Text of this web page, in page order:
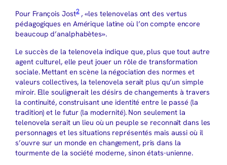
Pour François Jost2, «les telenovelas ont des vertus
pédagogiques en Amérique latine où l’on compte encore
beaucoup d’analphabètes».
Le succès de la telenovela indique que, plus que tout autre
agent culturel, elle peut jouer un rôle de transformation
sociale. Mettant en scène la négociation des normes et
valeurs collectives, la telenovela serait plus qu’un simple
miroir. Elle soulignerait les désirs de changements à travers
la continuité, construisant une identité entre le passé (la
tradition) et le futur (la modernité). Non seulement la
telenovela serait un lieu où un peuple se reconnaît dans les
personnages et les situations représentés mais aussi où il
s’ouvre sur un monde en changement, pris dans la
tourmente de la société moderne, sinon états-unienne.